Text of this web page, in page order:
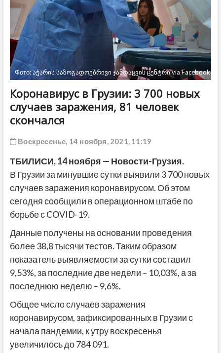
Фото: აჭარის საზოგადოებრივი ჯანდაცვის ცენტრი via Facebook
Коронавирус в Грузии: 3 700 новых
случаев заражения, 81 человек
скончался
Воскресенье, 14 ноября, 2021, 11:19
ТБИЛИСИ, 14 ноября — Новости-Грузия.
В Грузии за минувшие сутки выявили 3 700 новых
случаев заражения коронавирусом. Об этом
сегодня сообщили в операционном штабе по
борьбе с COVID-19.
Данные получены на основании проведения
более 38,8 тысячи тестов. Таким образом
показатель выявляемости за сутки составил
9,53%, за последние две недели – 10,03%, а за
последнюю неделю – 9,6%.
Общее число случаев заражения
коронавирусом, зафиксированных в Грузии с
начала пандемии, к утру воскресенья
увеличилось до 784 091.